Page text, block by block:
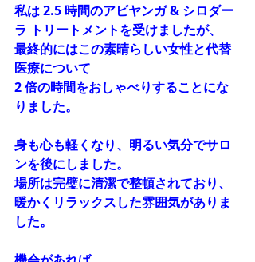
私は 2.5 時間のアビヤンガ & シロダー
ラ トリートメントを受けましたが、
最終的にはこの素晴らしい女性と代替
医療について
2 倍の時間をおしゃべりすることにな
りました。
身も心も軽くなり、明るい気分でサロ
ンを後にしました。
場所は完璧に清潔で整頓されており、
暖かくリラックスした雰囲気がありま
した。